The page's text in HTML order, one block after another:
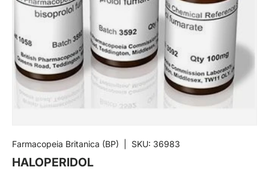
Farmacopeia Britanica (BP) SKU: 36983
HALOPERIDOL